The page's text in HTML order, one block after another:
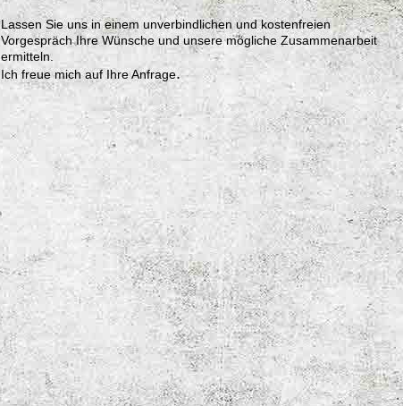
Lassen Sie uns in einem unverbindlichen und kostenfreien
Vorgespräch Ihre Wünsche und unsere mögliche Zusammenarbeit
ermitteln.
Ich freue mich auf Ihre Anfrage.